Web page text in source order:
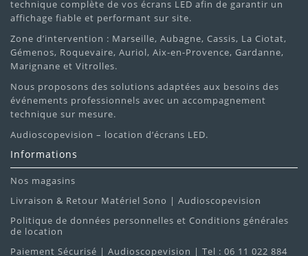
technique complète de vos écrans LED afin de garantir un
affichage fiable et performant sur site.
Zone d’intervention : Marseille, Aubagne, Cassis, La Ciotat,
Gémenos, Roquevaire, Auriol, Aix-en-Provence, Gardanne,
Marignane et Vitrolles.
Nous proposons des solutions adaptées aux besoins des
événements professionnels avec un accompagnement
technique sur mesure.
Audioscopevision – location d’écrans LED.
Informations
Nos magasins
Livraison & Retour Matériel Sono | Audioscopevision
Politique de données personnelles et Conditions générales
de location
Paiement Sécurisé | Audioscopevision | Tel : 06 11 022 884